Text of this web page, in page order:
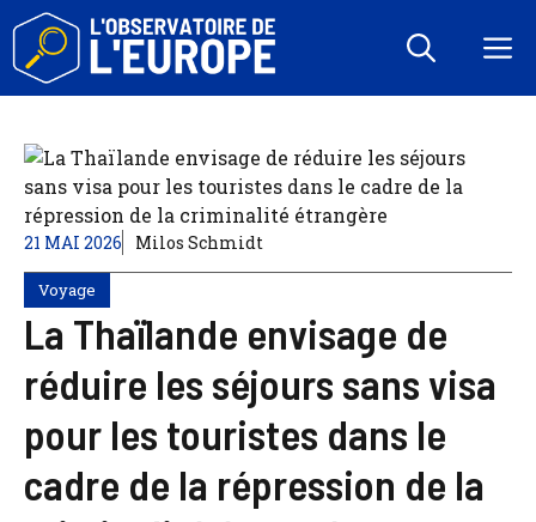
Aller
contenu
21 MAI 2026 Milos Schmidt
Voyage
La Thaïlande envisage de
réduire les séjours sans visa
pour les touristes dans le
cadre de la répression de la